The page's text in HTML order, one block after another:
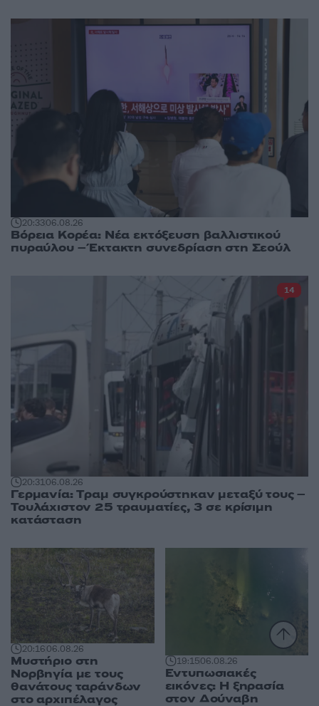
20:3306.08.26
Βόρεια Κορέα: Νέα εκτόξευση βαλλιστικού
πυραύλου – Έκτακτη συνεδρίαση στη Σεούλ
20:3106.08.26
Γερμανία: Tραμ συγκρούστηκαν μεταξύ τους –
Τουλάχιστον 25 τραυματίες, 3 σε κρίσιμη
κατάσταση
14
20:1606.08.26
Μυστήριο στη
Νορβηγία με τους
θανάτους ταράνδων
στο αρχιπέλαγος
19:1506.08.26
Εντυπωσιακές
εικόνες: Η ξηρασία
στον Δούναβη